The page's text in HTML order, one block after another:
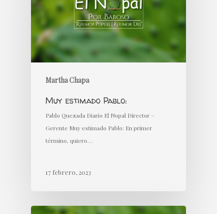
Martha Chapa
Muy estimado Pablo:
Pablo Quezada Diario El Nopal Director –
Gerente Muy estimado Pablo: En primer
término, quiero…
17 febrero, 2023